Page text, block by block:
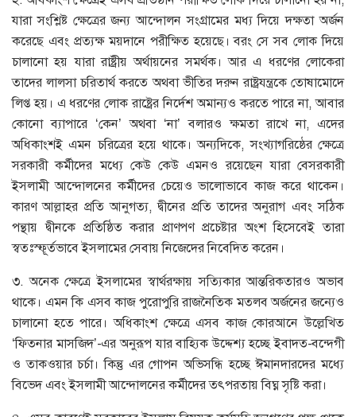
যারা সংশ্লিষ্ট ক্ষেত্রের জন্য আন্দোলন সংগ্রামের মধ্য দিয়ে দক্ষতা অর্জন
করেছে এবং প্রত্যক্ষ ময়দানে পরীক্ষিত হয়েছে। বরং সে সব লোক দিয়ে
চালানো হয় যারা রাষ্ট্রীয় অর্থায়নের সমর্থক। আর এ ধরণের লোকেরা
তাদের লালসা চরিতার্থ করতে অথবা ভীতির দরুন রাষ্ট্রযন্ত্রকে তোষামোদে
লিপ্ত হয়। এ ধরণের লোক রাষ্ট্রের নির্দেশ অমান্যও করতে পারে না, আবার
কোনো ব্যাপারে ‘কেন’ অথবা ‘না’ বলারও ক্ষমতা রাখে না, এদের
অধিকাংশই এমন চরিত্রের হয়ে থাকে। অন্যদিকে, সংখ্যাগরিষ্ঠের ক্ষেত্রে
সরকারী কর্মীদের মধ্যে কেউ কেউ এমনও রয়েছেন যারা বেসরকারী
ইসলামী আন্দোলনের কর্মীদের চেয়েও ভালোভাবে কাজ করে থাকেন।
কারণ আল্লাহর প্রতি আনুগত্য, দ্বীনের প্রতি তাদের অনুরাগ এবং সঠিক
পন্থায় দ্বীনকে প্রতিষ্ঠিত করার প্রাণপণ প্রচেষ্টার অংশ হিসেবেই তারা
স্বতঃস্ফূর্তভাবে ইসলামের সেবায় নিজেদের নিবেদিত করেন।
৩. অনেক ক্ষেত্রে ইসলামের স্বার্থরক্ষায় সত্যিকার আন্তরিকতারও অভাব
থাকে। এমন কি এসব কাজ পুরোপুরি রাজনৈতিক মতলব অর্জনের জন্যেও
চালানো হতে পারে। অধিকাংশ ক্ষেত্রে এসব কাজ কোরআনে উল্লেখিত
‘ফিতনার মাসজিদ’-এর অনুরূপ যার বাহ্যিক উদ্দেশ্য হচ্ছে ইবাদত-বন্দেগী
ও তাকওয়ার চর্চা। কিন্তু এর গোপন অভিসন্ধি হচ্ছে ঈমানদারদের মধ্যে
বিভেদ এবং ইসলামী আন্দোলনের কর্মীদের তৎপরতায় বিঘ্ন সৃষ্টি করা।